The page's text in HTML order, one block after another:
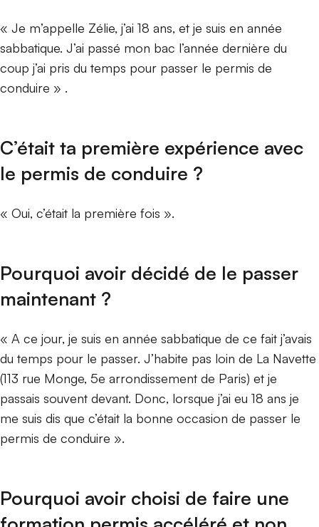
« Je m’appelle Zélie, j’ai 18 ans, et je suis en année
sabbatique. J’ai passé mon bac l’année dernière du
coup j’ai pris du temps pour passer le permis de
conduire » .
C’était ta première expérience avec
le permis de conduire ?
« Oui, c’était la première fois ».
Pourquoi avoir décidé de le passer
maintenant ?
« A ce jour, je suis en année sabbatique de ce fait j’avais
du temps pour le passer. J’habite pas loin de La Navette
(113 rue Monge, 5e arrondissement de Paris) et je
passais souvent devant. Donc, lorsque j’ai eu 18 ans je
me suis dis que c’était la bonne occasion de passer le
permis de conduire ».
Pourquoi avoir choisi de faire une